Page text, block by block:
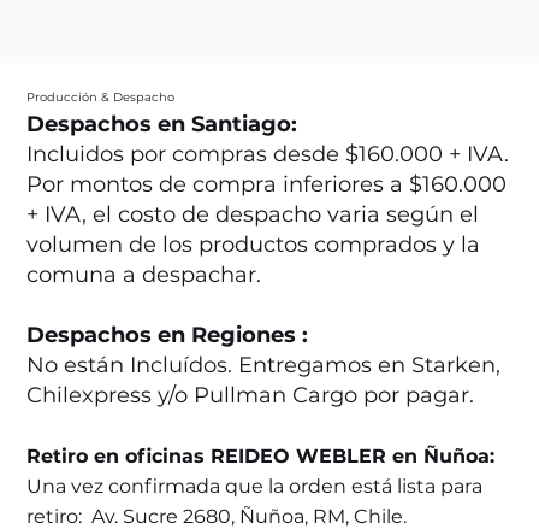
Producción & Despacho
Despachos en Santiago:
Incluidos por compras desde $160.000 + IVA.
Por montos de compra inferiores a $160.000
+ IVA, el costo de despacho varia según el
volumen de los productos comprados y la
comuna a despachar.
Despachos en Regiones :
No están Incluídos. Entregamos en Starken,
Chilexpress y/o Pullman Cargo por pagar.
Retiro en oficinas REIDEO WEBLER en Ñuñoa:
Una vez confirmada que la orden está lista para
retiro: Av. Sucre 2680, Ñuñoa, RM, Chile.